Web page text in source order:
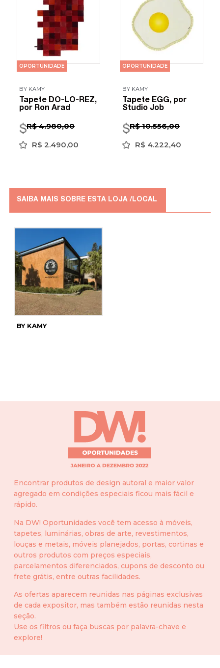
OPORTUNIDADE
BY KAMY
Tapete DO-LO-REZ,
por Ron Arad
R$ 4.980,00
R$ 2.490,00
OPORTUNIDADE
BY KAMY
Tapete EGG, por
Studio Job
R$ 10.556,00
R$ 4.222,40
SAIBA MAIS SOBRE ESTA LOJA /LOCAL
BY KAMY
Encontrar produtos de design autoral e maior valor
agregado em condições especiais ficou mais fácil e
rápido.
Na DW! Oportunidades você tem acesso à móveis,
tapetes, luminárias, obras de arte, revestimentos,
louças e metais, móveis planejados, portas, cortinas e
outros produtos com preços especiais,
parcelamentos diferenciados, cupons de desconto ou
frete grátis, entre outras facilidades.
As ofertas aparecem reunidas nas páginas exclusivas
de cada expositor, mas também estão reunidas nesta
seção.
Use os filtros ou faça buscas por palavra-chave e
explore!